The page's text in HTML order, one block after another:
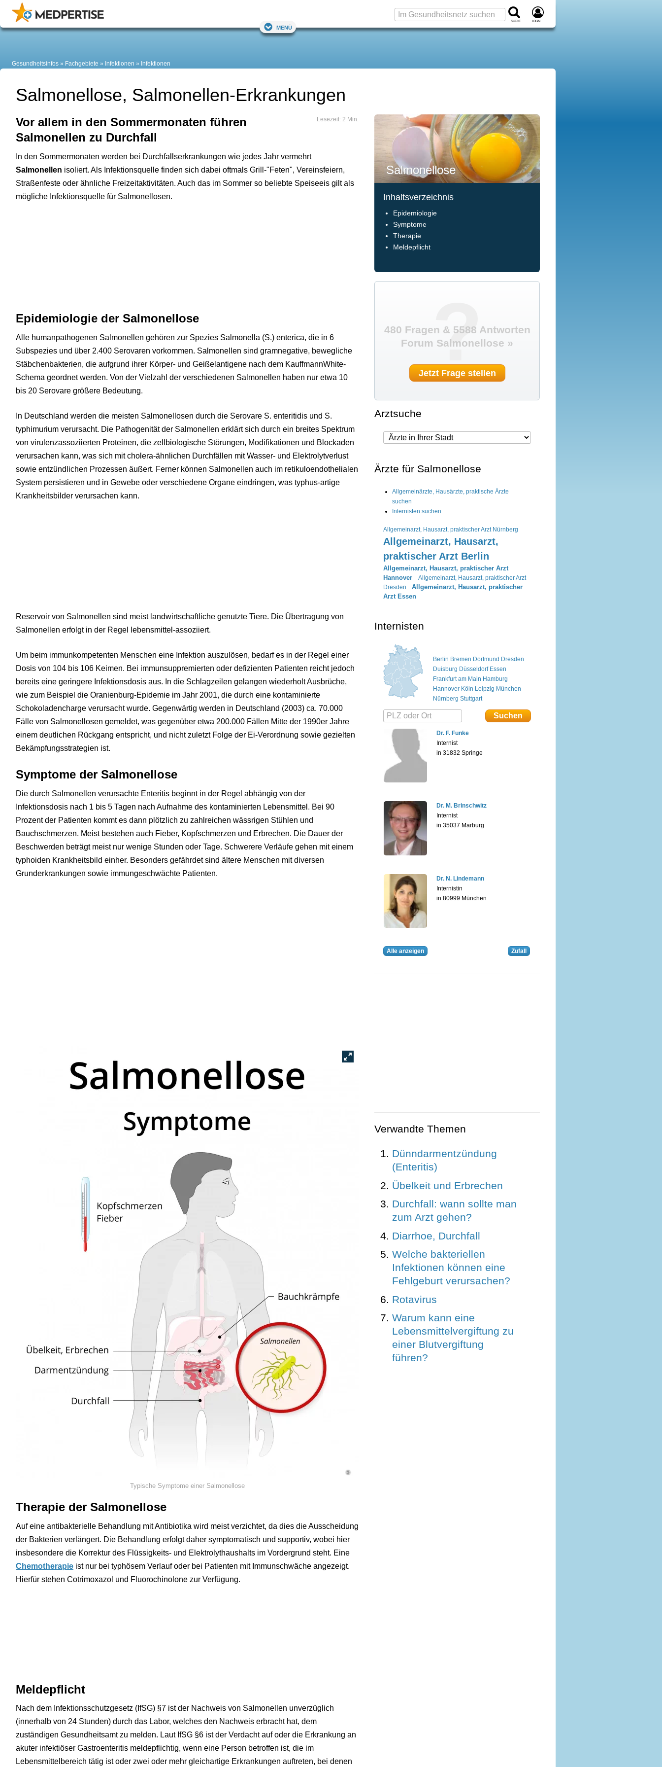
Suche Login
Menü
Gesundheitsinfos Fachgebiete Infektionen Infektionen
Salmonellose, Salmonellen-Erkrankungen
Lesezeit: 2 Min.
Vor allem in den Sommermonaten führen
Salmonellen zu Durchfall
In den Sommermonaten werden bei Durchfallserkrankungen wie jedes Jahr vermehrt
Salmonellen isoliert. Als Infektionsquelle finden sich dabei oftmals Grill-"Feten", Vereinsfeiern,
Straßenfeste oder ähnliche Freizeitaktivitäten. Auch das im Sommer so beliebte Speiseeis gilt als
mögliche Infektionsquelle für Salmonellosen.
Epidemiologie der Salmonellose
Alle humanpathogenen Salmonellen gehören zur Spezies Salmonella (S.) enterica, die in 6
Subspezies und über 2.400 Serovaren vorkommen. Salmonellen sind gramnegative, bewegliche
Stäbchenbakterien, die aufgrund ihrer Körper- und Geißelantigene nach dem KauffmannWhite-
Schema geordnet werden. Von der Vielzahl der verschiedenen Salmonellen haben nur etwa 10
bis 20 Serovare größere Bedeutung.
In Deutschland werden die meisten Salmonellosen durch die Serovare S. enteritidis und S.
typhimurium verursacht. Die Pathogenität der Salmonellen erklärt sich durch ein breites Spektrum
von virulenzassoziierten Proteinen, die zellbiologische Störungen, Modifikationen und Blockaden
verursachen kann, was sich mit cholera-ähnlichen Durchfällen mit Wasser- und Elektrolytverlust
sowie entzündlichen Prozessen äußert. Ferner können Salmonellen auch im retikuloendothelialen
System persistieren und in Gewebe oder verschiedene Organe eindringen, was typhus-artige
Krankheitsbilder verursachen kann.
Reservoir von Salmonellen sind meist landwirtschaftliche genutzte Tiere. Die Übertragung von
Salmonellen erfolgt in der Regel lebensmittel-assoziiert.
Um beim immunkompetenten Menschen eine Infektion auszulösen, bedarf es in der Regel einer
Dosis von 104 bis 106 Keimen. Bei immunsuppremierten oder ­defizienten Patienten reicht jedoch
bereits eine geringere Infektionsdosis aus. In die Schlagzeilen gelangen wiederholt Ausbrüche,
wie zum Beispiel die Oranienburg-Epidemie im Jahr 2001, die durch eine kontaminierte
Schokoladencharge verursacht wurde. Gegenwärtig werden in Deutschland (2003) ca. 70.000
Fälle von Salmonellosen gemeldet, was gegenüber etwa 200.000 Fällen Mitte der 1990er Jahre
einem deutlichen Rückgang entspricht, und nicht zuletzt Folge der Ei-Verordnung sowie gezielten
Bekämpfungsstrategien ist.
Symptome der Salmonellose
Die durch Salmonellen verursachte Enteritis beginnt in der Regel abhängig von der
Infektionsdosis nach 1 bis 5 Tagen nach Aufnahme des kontaminierten Lebensmittel. Bei 90
Prozent der Patienten kommt es dann plötzlich zu zahlreichen wässrigen Stühlen und
Bauchschmerzen. Meist bestehen auch Fieber, Kopfschmerzen und Erbrechen. Die Dauer der
Beschwerden beträgt meist nur wenige Stunden oder Tage. Schwerere Verläufe gehen mit einem
typhoiden Krankheitsbild einher. Besonders gefährdet sind ältere Menschen mit diversen
Grunderkrankungen sowie immungeschwächte Patienten.
©
Typische Symptome einer Salmonellose
Therapie der Salmonellose
Auf eine antibakterielle Behandlung mit Antibiotika wird meist verzichtet, da dies die Ausscheidung
der Bakterien verlängert. Die Behandlung erfolgt daher symptomatisch und supportiv, wobei hier
insbesondere die Korrektur des Flüssigkeits- und Elektrolythaushalts im Vordergrund steht. Eine
Chemotherapie ist nur bei typhösem Verlauf oder bei Patienten mit Immunschwäche angezeigt.
Hierfür stehen Cotrimoxazol und Fluorochinolone zur Verfügung.
Meldepflicht
Nach dem Infektionsschutzgesetz (IfSG) §7 ist der Nachweis von Salmonellen unverzüglich
(innerhalb von 24 Stunden) durch das Labor, welches den Nachweis erbracht hat, dem
zuständigen Gesundheitsamt zu melden. Laut IfSG §6 ist der Verdacht auf oder die Erkrankung an
akuter infektiöser Gastroenteritis meldepflichtig, wenn eine Person betroffen ist, die im
Lebensmittelbereich tätig ist oder zwei oder mehr gleichartige Erkrankungen auftreten, bei denen
Salmonellose ©
Inhaltsverzeichnis
Epidemiologie
Symptome
Therapie
Meldepflicht
?
480 Fragen & 5588 Antworten
Forum Salmonellose »
Jetzt Frage stellen
Arztsuche
Ärzte für Salmonellose
Allgemeinärzte, Hausärzte, praktische Ärzte
suchen
Internisten suchen
Allgemeinarzt, Hausarzt, praktischer Arzt Nürnberg
Allgemeinarzt, Hausarzt,
praktischer Arzt Berlin
Allgemeinarzt, Hausarzt, praktischer Arzt
Hannover
Allgemeinarzt, Hausarzt, praktischer Arzt
Dresden
Allgemeinarzt, Hausarzt, praktischer
Arzt Essen
Internisten
Berlin Bremen Dortmund Dresden
Duisburg Düsseldorf Essen
Frankfurt am Main Hamburg
Hannover Köln Leipzig München
Nürnberg Stuttgart
Dr. F. Funke
Internist
in 31832 Springe
Dr. M. Brinschwitz
Internist
in 35037 Marburg
Dr. N. Lindemann
Internistin
in 80999 München
Alle anzeigen Zufall
Verwandte Themen
Dünndarmentzündung
(Enteritis)
Übelkeit und Erbrechen
Durchfall: wann sollte man
zum Arzt gehen?
Diarrhoe, Durchfall
Welche bakteriellen
Infektionen können eine
Fehlgeburt verursachen?
Rotavirus
Warum kann eine
Lebensmittelvergiftung zu
einer Blutvergiftung
führen?